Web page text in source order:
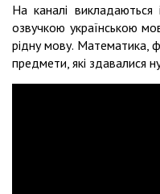
На каналі
озвучкою українською
рідну мову. Математика,
предмети, які здавалися